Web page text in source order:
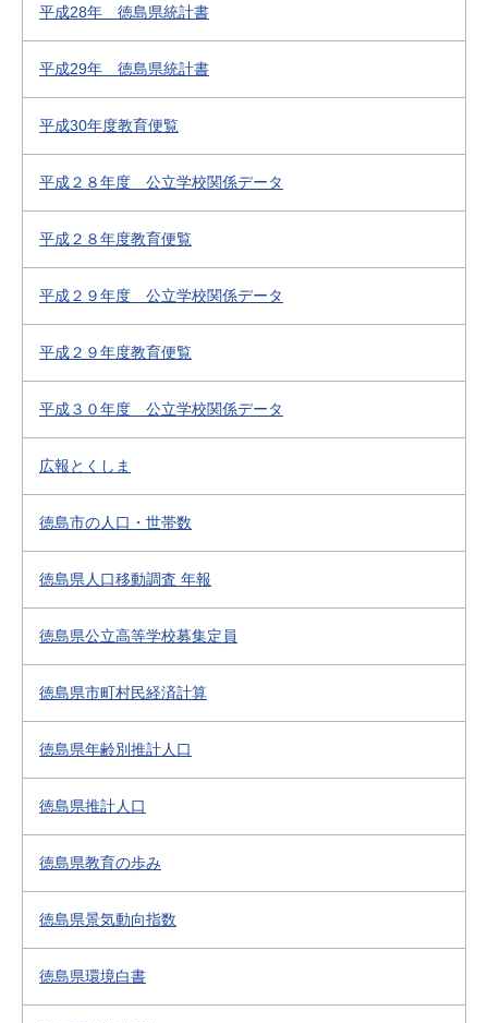
平成28年 徳島県統計書
平成29年 徳島県統計書
平成30年度教育便覧
平成２８年度 公立学校関係データ
平成２８年度教育便覧
平成２９年度 公立学校関係データ
平成２９年度教育便覧
平成３０年度 公立学校関係データ
広報とくしま
徳島市の人口・世帯数
徳島県人口移動調査 年報
徳島県公立高等学校募集定員
徳島県市町村民経済計算
徳島県年齢別推計人口
徳島県推計人口
徳島県教育の歩み
徳島県景気動向指数
徳島県環境白書